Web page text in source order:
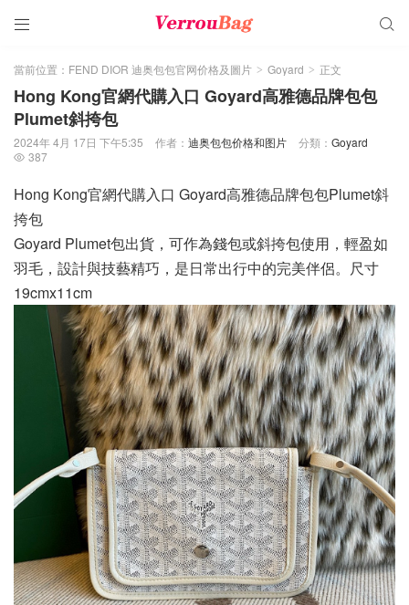
 
當前位置： FEND DIOR 迪奥包包官网价格及圖片 > Goyard > 正文
Hong Kong官網代購入口 Goyard高雅德品牌包包
Plumet斜挎包
2024年 4月 17日 下午5:35 作者： 迪奥包包价格和图片 分類： Goyard
 387
Hong Kong官網代購入口 Goyard高雅德品牌包包Plumet斜
挎包
Goyard Plumet包出貨，可作為錢包或斜挎包使用，輕盈如
羽毛，設計與技藝精巧，是日常出行中的完美伴侶。尺寸
19cmx11cm